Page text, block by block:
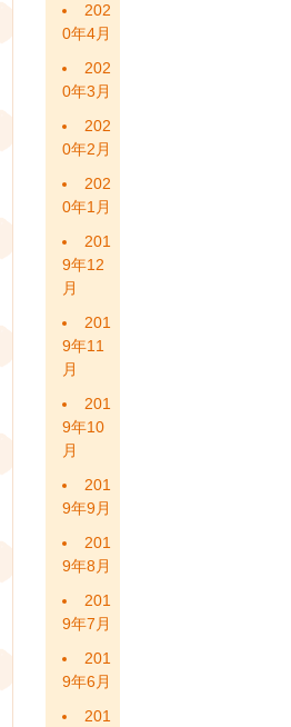
202
0年4月
202
0年3月
202
0年2月
202
0年1月
201
9年12
月
201
9年11
月
201
9年10
月
201
9年9月
201
9年8月
201
9年7月
201
9年6月
201